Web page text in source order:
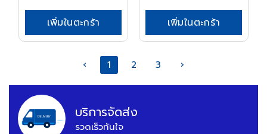
เพิ่มในตะกร้า เพิ่มในตะกร้า
‹ 1 2 3 ›
บริการจัดส่ง
รวดเร็วทันใจ